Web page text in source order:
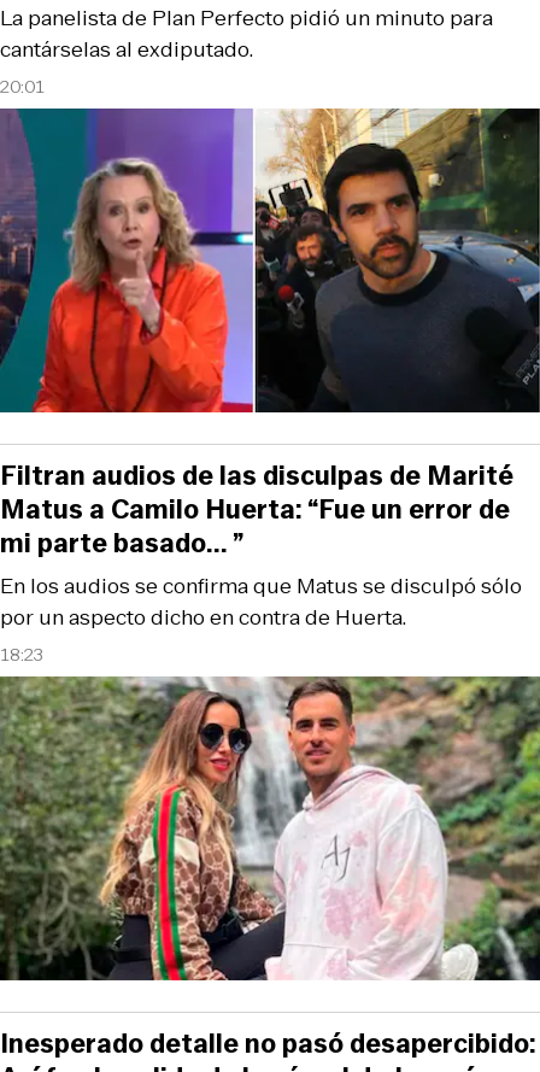
20:01
La panelista de Plan Perfecto pidió un minuto para
cantárselas al exdiputado.
18:23
En los audios se confirma que Matus se disculpó sólo
por un aspecto dicho en contra de Huerta.
Filtran audios de las disculpas de Marité
Matus a Camilo Huerta: “Fue un error de
mi parte basado... ”
Inesperado detalle no pasó desapercibido: